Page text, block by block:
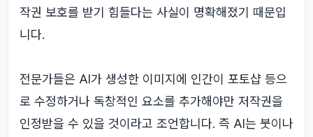
작권 보호를 받기 힘들다는 사실이 명확해졌기 때문입
니다.
전문가들은 AI가 생성한 이미지에 인간이 포토샵 등으
로 수정하거나 독창적인 요소를 추가해야만 저작권을
인정받을 수 있을 것이라고 조언합니다. 즉 AI는 붓이나